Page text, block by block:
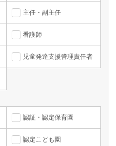
主任・副主任
看護師
児童発達支援管理責任者
認証・認定保育園
認定こども園